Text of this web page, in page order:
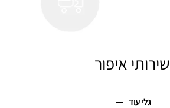
שירותי איפור
גלי עוד